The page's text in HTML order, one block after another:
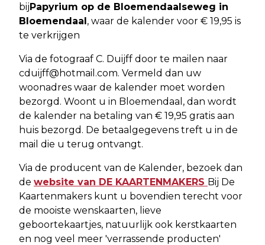
bijPapyrium op de Bloemendaalseweg in
Bloemendaal, waar de kalender voor € 19,95 is
te verkrijgen
Via de fotograaf C. Duijff door te mailen naar
cduijff@hotmail.com. Vermeld dan uw
woonadres waar de kalender moet worden
bezorgd. Woont u in Bloemendaal, dan wordt
de kalender na betaling van € 19,95 gratis aan
huis bezorgd. De betaalgegevens treft u in de
mail die u terug ontvangt.
Via de producent van de Kalender, bezoek dan
de website van DE KAARTENMAKERS Bij De
Kaartenmakers kunt u bovendien terecht voor
de mooiste wenskaarten, lieve
geboortekaartjes, natuurlijk ook kerstkaarten
en nog veel meer 'verrassende producten'